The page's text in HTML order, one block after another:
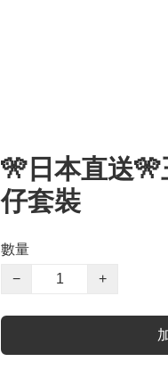
🎌日本直送
仔套裝
數量
−
+